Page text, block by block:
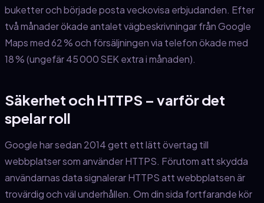
buketter och började posta veckovisa erbjudanden. Efter
två månader ökade antalet vägbeskrivningar från Google
Maps med 62 % och försäljningen via telefon ökade med
18 % (ungefär 45 000 SEK extra i månaden).
Säkerhet och HTTPS – varför det
spelar roll
Google har sedan 2014 gett ett lätt övertag till
webbplatser som använder HTTPS. Förutom att skydda
användarnas data signalerar HTTPS att webbplatsen är
trovärdig och väl underhållen. Om din sida fortfarande kör